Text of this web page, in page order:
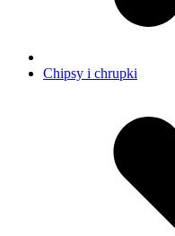
Chipsy i chrupki